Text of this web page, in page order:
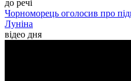
до речі
Чорноморець оголосив про
Луніна
відео дня